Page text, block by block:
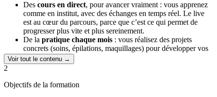
Des cours en direct, pour avancer vraiment : vous apprenez
comme en institut, avec des échanges en temps réel. Le live
est au cœur du parcours, parce que c’est ce qui permet de
progresser plus vite et plus sereinement.
De la pratique chaque mois : vous réalisez des projets
concrets (soins, épilations, maquillages) pour développer vos
gestes, gagner en assurance et arriver au CAP avec de vraies
bases.
structuré pour vous guider semaine après semaine. En
Voir tout le contenu →
2
Objectifs de la formation